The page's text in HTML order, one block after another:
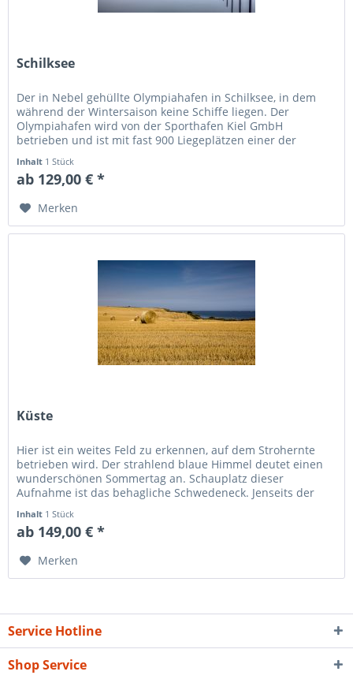
Schilksee
Der in Nebel gehüllte Olympiahafen in Schilksee, in dem
während der Wintersaison keine Schiffe liegen. Der
Olympiahafen wird von der Sporthafen Kiel GmbH
betrieben und ist mit fast 900 Liegeplätzen einer der
Inhalt 1 Stück
ab 129,00 € *
Merken
Küste
Hier ist ein weites Feld zu erkennen, auf dem Strohernte
betrieben wird. Der strahlend blaue Himmel deutet einen
wunderschönen Sommertag an. Schauplatz dieser
Aufnahme ist das behagliche Schwedeneck. Jenseits der
Inhalt 1 Stück
ab 149,00 € *
Merken
Service Hotline
Shop Service